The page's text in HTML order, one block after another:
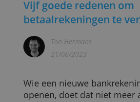
Vijf goede redenen
betaalrekeningen te
21/06/2023